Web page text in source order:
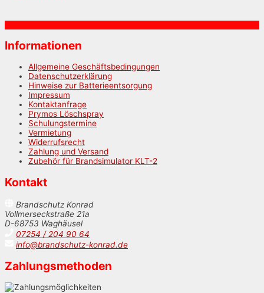
Informationen
Allgemeine Geschäftsbedingungen
Datenschutzerklärung
Hinweise zur Batterieentsorgung
Impressum
Kontaktanfrage
Prymos Löschspray
Schulungstermine
Vermietung
Widerrufsrecht
Zahlung und Versand
Zubehör für Brandsimulator KLT-2
Kontakt
Brandschutz Konrad
Vollmerseckstraße 21a
D-68753 Waghäusel
07254 / 204 90 64
info@brandschutz-konrad.de
Zahlungsmethoden